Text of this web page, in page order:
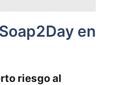
en
riesgo‍ al